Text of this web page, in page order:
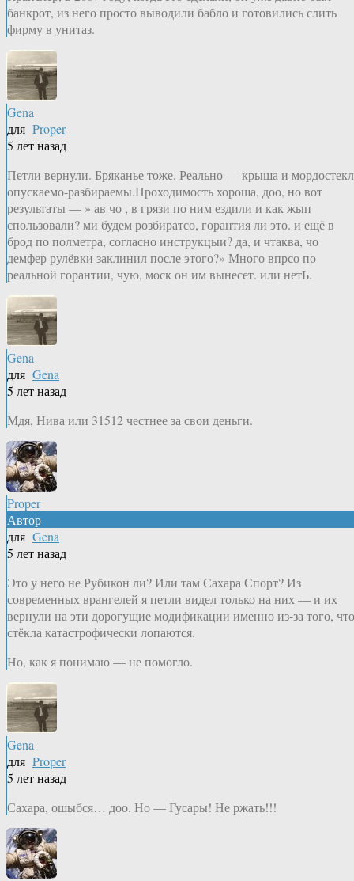
банкрот, из него просто выводили бабло и готовились слить
фирму в унитаз.
Gena
для Proper
5 лет назад
Петли вернули. Бряканье тоже. Реально — крыша и
опускаемо-разбираемы.Проходимость хороша, доо, но вот
результаты — » ав чо , в грязи по ним ездили и как жып
спользовали? ми будем розбиратсо, горантия ли это. и ещё в
брод по полметра, согласно инструкцыи? да, и чтаква, чо
демфер рулёвки заклинил после этого?» Много впрсо по
реальной горантии, чую, моск он им вынесет. или нетЬ.
Gena
для Gena
5 лет назад
Мдя, Нива или 31512 честнее за свои деньги.
Proper
Автор
для Gena
5 лет назад
Это у него не Рубикон ли? Или там Сахара Спорт? Из
современных врангелей я петли видел только на них — и их
вернули на эти дорогущие модификации именно из-за того, что
стёкла катастрофически лопаются.
Но, как я понимаю — не помогло.
Gena
для Proper
5 лет назад
Сахара, ошыбся… доо. Но — Гусары! Не ржать!!!